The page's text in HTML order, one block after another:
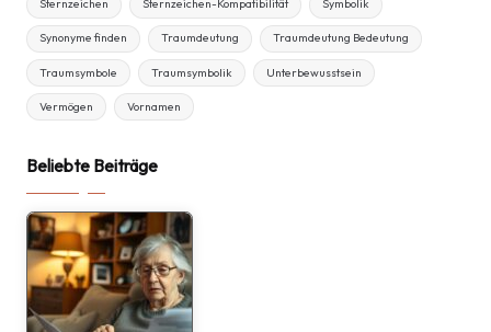
Sternzeichen Sternzeichen-Kompatibilität Symbolik
Synonyme finden Traumdeutung Traumdeutung Bedeutung
Traumsymbole Traumsymbolik Unterbewusstsein
Vermögen Vornamen
Beliebte Beiträge